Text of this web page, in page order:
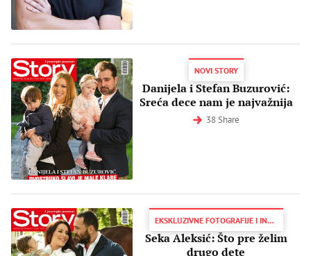
NOVI STORY
Danijela i Stefan Buzurović:
Sreća dece nam je najvažnija
38 Share
EKSKLUZIVNE FOTOGRAFIJE I INTERVJU
Seka Aleksić: Što pre želim
drugo dete